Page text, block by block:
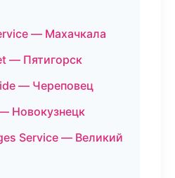
— Махачкала
— Пятигорск
— Череповец
Новокузнецк
Service — Великий